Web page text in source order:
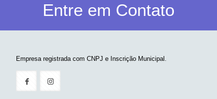
Entre em Contato
Empresa registrada com CNPJ e Inscrição Municipal.